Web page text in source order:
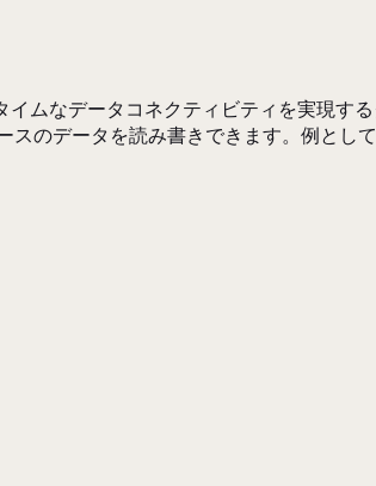
ムなデータコネクティビティを実現
のデータを読み書きできます。例とし